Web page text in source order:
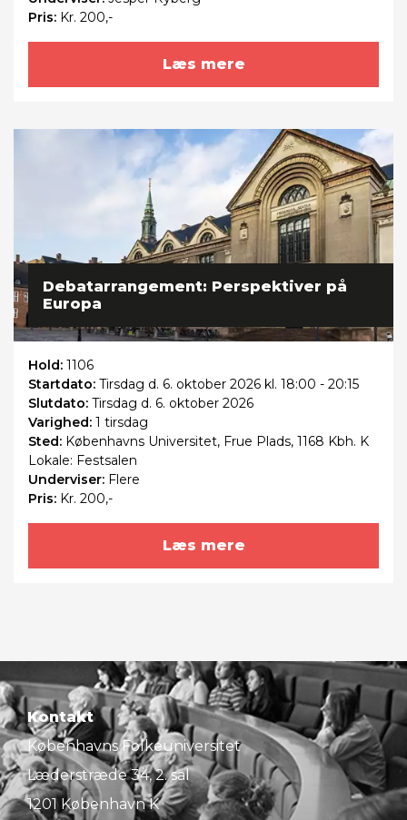
Pris: Kr. 200,-
Læs mere
Debatarrangement: Perspektiver på
Europa
Hold: 1106
Startdato: Tirsdag d. 6. oktober 2026 kl. 18:00 - 20:15
Slutdato: Tirsdag d. 6. oktober 2026
Varighed: 1 tirsdag
Sted: Københavns Universitet, Frue Plads, 1168 Kbh. K
Lokale: Festsalen
Underviser: Flere
Pris: Kr. 200,-
Læs mere
Kontakt
Københavns Folkeuniversitet
Læderstræde 34, 2. sal
1201 København K